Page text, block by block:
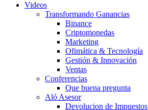
Videos
Transformando Ganancias
Binance
Criptomonedas
Marketing
Ofimática & Tecnología
Gestión & Innovación
Ventas
Conferencias
Que buena pregunta
Aló Asesor
Devolucion de Impuestos